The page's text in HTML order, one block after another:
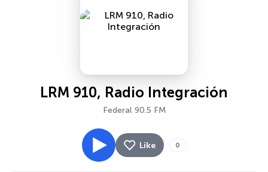
LRM 910, Radio Integración
Federal 90.5 FM
Like 0